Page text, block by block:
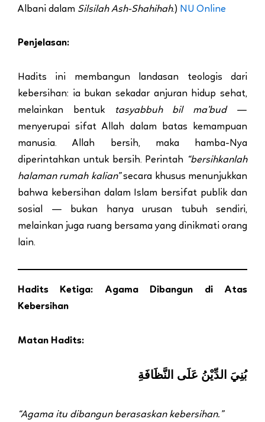
Albani dalam Silsilah Ash-Shahihah.) NU Online
Penjelasan:
Hadits ini membangun landasan teologis dari
kebersihan: ia bukan sekadar anjuran hidup sehat,
melainkan bentuk
tasyabbuh bil ma’bud—
menyerupai sifat Allah dalam batas kemampuan
manusia. Allah bersih, maka hamba-Nya
diperintahkan untuk bersih. Perintah “bersihkanlah
halaman rumah kalian”secara khusus menunjukkan
bahwa kebersihan dalam Islam bersifat publik dan
sosial — bukan hanya urusan tubuh sendiri,
melainkan juga ruang bersama yang dinikmati orang
lain.
Hadits Ketiga: Agama Dibangun di Atas
Kebersihan
Matan Hadits:
بُنِيَ الدِّيْنُ عَلَى النَّظَافَةِ
“Agama itu dibangun berasaskan kebersihan.”